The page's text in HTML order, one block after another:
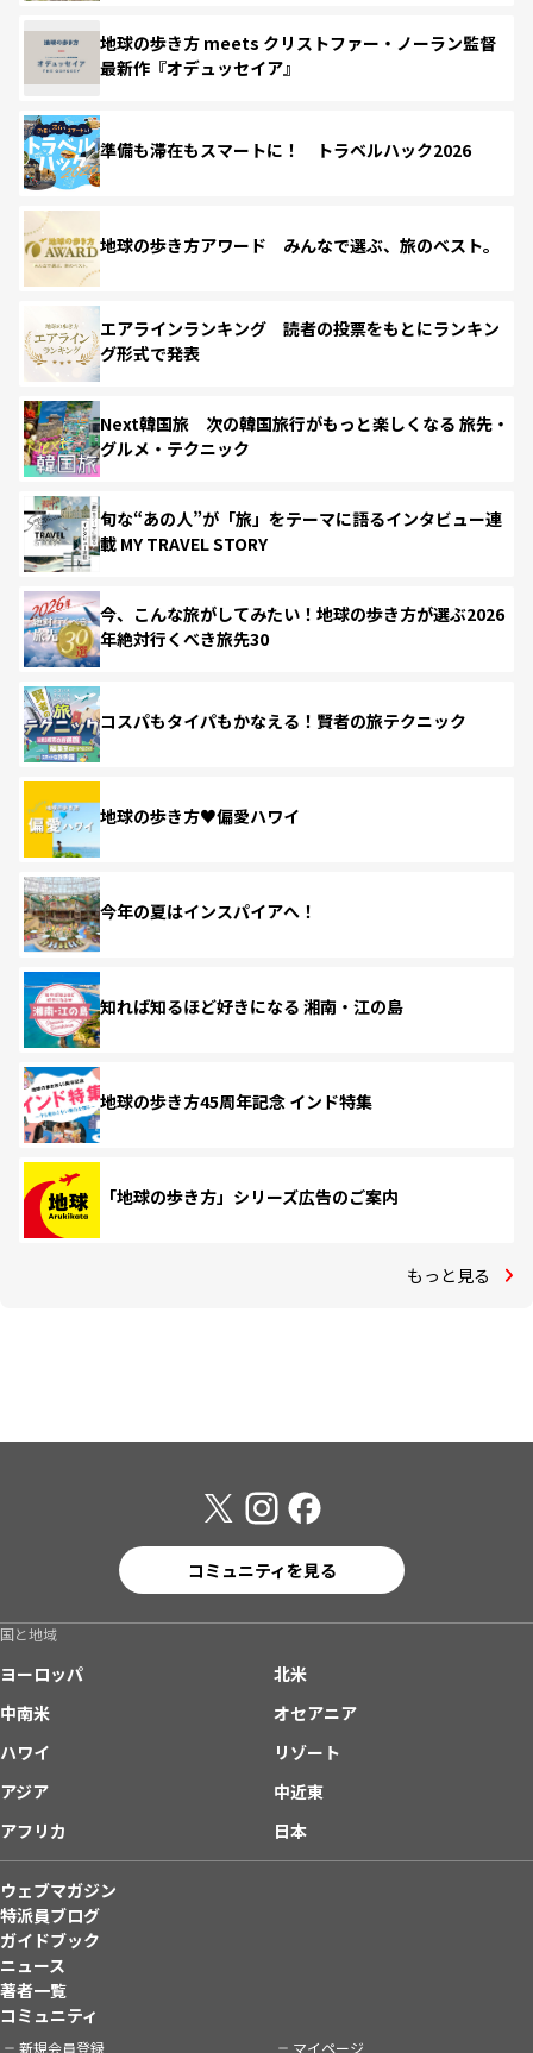
地球の歩き方 meets クリストファー・ノーラン監督
最新作『オデュッセイア』
準備も滞在もスマートに！ トラベルハック2026
地球の歩き方アワード みんなで選ぶ、旅のベスト。
エアラインランキング 読者の投票をもとにランキン
グ形式で発表
Next韓国旅 次の韓国旅行がもっと楽しくなる 旅先・
グルメ・テクニック
旬な“あの人”が「旅」をテーマに語るインタビュー連
載 MY TRAVEL STORY
今、こんな旅がしてみたい！地球の歩き方が選ぶ2026
年絶対行くべき旅先30
コスパもタイパもかなえる！賢者の旅テクニック
地球の歩き方♥偏愛ハワイ
今年の夏はインスパイアへ！
知れば知るほど好きになる 湘南・江の島
地球の歩き方45周年記念 インド特集
「地球の歩き方」シリーズ広告のご案内
もっと見る
コミュニティを見る
国と地域
ヨーロッパ
北米
中南米
オセアニア
ハワイ
リゾート
アジア
中近東
アフリカ
日本
ウェブマガジン
特派員ブログ
ガイドブック
ニュース
著者一覧
コミュニティ
新規会員登録 マイページ